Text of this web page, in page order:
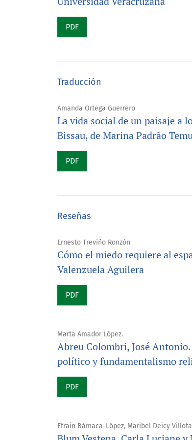
PDF
Traducción
Amanda Ortega Guerrero
La vida social de un paisaje a
Bissau, de Marina Padrão
PDF
Reseñas
Ernesto Treviño Ronzón
Cómo el miedo requiere al
Valenzuela Aguilera
PDF
Marta Amador López.
Abreu Colombri, José
político y fundamentalismo
PDF
Efrain Bámaca-López, Maribel Deicy